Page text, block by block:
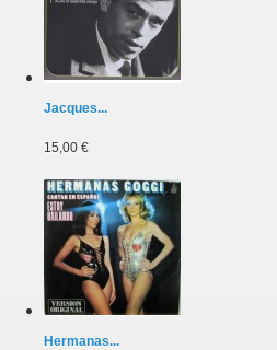
Jacques...
15,00 €
Hermanas...